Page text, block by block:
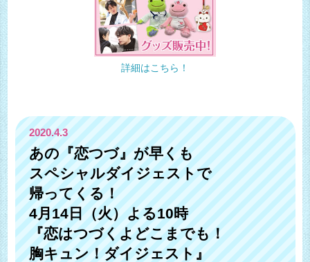
詳細はこちら！
2020.4.3
あの『恋つづ』が早くも
スペシャルダイジェストで
帰ってくる！
4月14日（火）よる10時
『恋はつづくよどこまでも！
胸キュン！ダイジェスト』